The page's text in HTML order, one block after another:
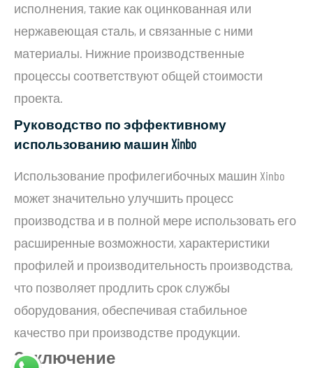
исполнения, такие как оцинкованная или
нержавеющая сталь, и связанные с ними
материалы. Нижние производственные
процессы соответствуют общей стоимости
проекта.
Руководство по эффективному
использованию машин Xinbo
Использование профилегибочных машин Xinbo
может значительно улучшить процесс
производства и в полной мере использовать его
расширенные возможности, характеристики
профилей и производительность производства,
что позволяет продлить срок службы
оборудования, обеспечивая стабильное
качество при производстве продукции.
Заключение